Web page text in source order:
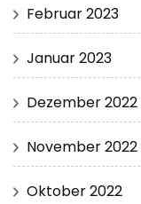
Februar 2023
Januar 2023
Dezember 2022
November 2022
Oktober 2022